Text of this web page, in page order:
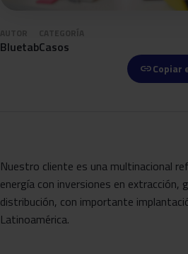
AUTOR
BluetabCasos
linkCopiar
Nuestro cliente es una multinacional
energía con inversiones en extracción,
distribución, con importante
Latinoamérica.